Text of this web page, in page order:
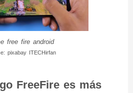
free fire android
pixabay ITECHirfan
FreeFire es más